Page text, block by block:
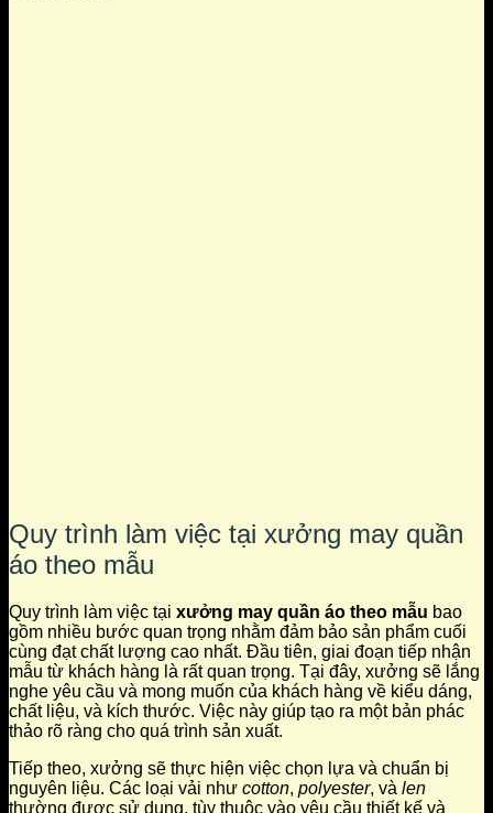
Quy trình làm việc tại xưởng may quần
áo theo mẫu
Quy trình làm việc tại xưởng may quần áo theo mẫu bao
gồm nhiều bước quan trọng nhằm đảm bảo sản phẩm cuối
cùng đạt chất lượng cao nhất. Đầu tiên, giai đoạn tiếp nhận
mẫu từ khách hàng là rất quan trọng. Tại đây, xưởng sẽ lắng
nghe yêu cầu và mong muốn của khách hàng về kiểu dáng,
chất liệu, và kích thước. Việc này giúp tạo ra một bản phác
thảo rõ ràng cho quá trình sản xuất.
Tiếp theo, xưởng sẽ thực hiện việc chọn lựa và chuẩn bị
nguyên liệu. Các loại vải như cotton, polyester, và len
thường được sử dụng, tùy thuộc vào yêu cầu thiết kế và